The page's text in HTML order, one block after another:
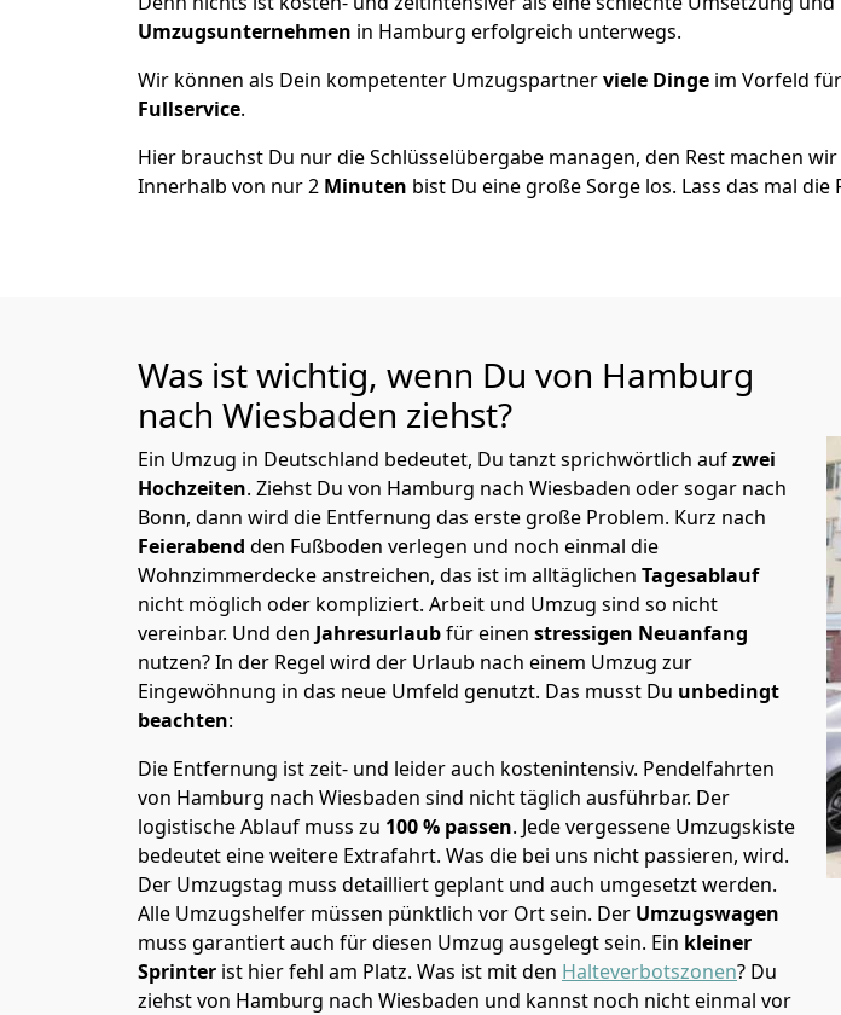
Umzugsunternehmen in Hamburg erfolgreich unterwegs.
Wir können als Dein kompetenter Umzugspartnerviele Dinge im Vorfeld
Fullservice.
Hier brauchst Du nur die Schlüsselübergabe managen, den Rest machen
Innerhalb von nur 2 Minuten bist Du eine große Sorge los. Lass das mal die
Was ist wichtig, wenn Du von Hamburg
nach Wiesbaden ziehst?
Ein Umzug in Deutschland bedeutet, Du tanzt sprichwörtlich aufzwei
Hochzeiten. Ziehst Du von Hamburg nach Wiesbaden oder sogar nach
Bonn, dann wird die Entfernung das erste große Problem. Kurz nach
Feierabend den Fußboden verlegen und noch einmal die
Wohnzimmerdecke anstreichen, das ist im alltäglichen Tagesablauf
nicht möglich oder kompliziert. Arbeit und Umzug sind so nicht
vereinbar. Und den Jahresurlaubfür einen stressigen Neuanfang
nutzen? In der Regel wird der Urlaub nach einem Umzug zur
Eingewöhnung in das neue Umfeld genutzt. Das musst Du unbedingt
beachten:
Die Entfernung ist zeit- und leider auch kostenintensiv. Pendelfahrten
von Hamburg nach Wiesbaden sind nicht täglich ausführbar. Der
logistische Ablauf muss zu 100 % passen. Jede vergessene Umzugskiste
bedeutet eine weitere Extrafahrt. Was die bei uns nicht passieren, wird.
Der Umzugstag muss detailliert geplant und auch umgesetzt werden.
Alle Umzugshelfer müssen pünktlich vor Ort sein. Der Umzugswagen
muss garantiert auch für diesen Umzug ausgelegt sein. Ein kleiner
Sprinter ist hier fehl am Platz. Was ist mit den Halteverbotszonen? Du
ziehst von Hamburg nach Wiesbaden und kannst noch nicht einmal vor